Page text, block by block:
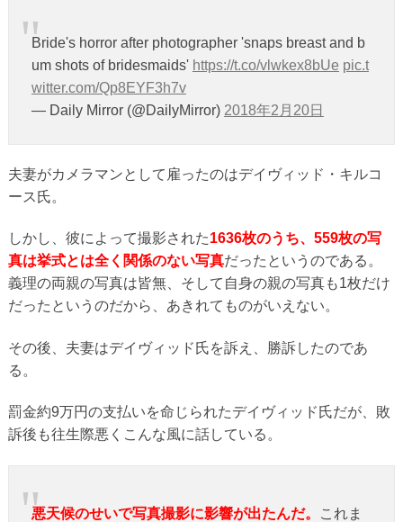
Bride's horror after photographer 'snaps breast and b
um shots of bridesmaids' https://t.co/vlwkex8bUe pic.t
witter.com/Qp8EYF3h7v
— Daily Mirror (@DailyMirror) 2018年2月20日
夫妻がカメラマンとして雇ったのはデイヴィッド・キルコ
ース氏。
しかし、彼によって撮影された1636枚のうち、559枚の写
真は挙式とは全く関係のない写真だったというのである。
義理の両親の写真は皆無、そして自身の親の写真も1枚だけ
だったというのだから、あきれてものがいえない。
その後、夫妻はデイヴィッド氏を訴え、勝訴したのであ
る。
罰金約9万円の支払いを命じられたデイヴィッド氏だが、敗
訴後も往生際悪くこんな風に話している。
悪天候のせいで写真撮影に影響が出たんだ。
これま